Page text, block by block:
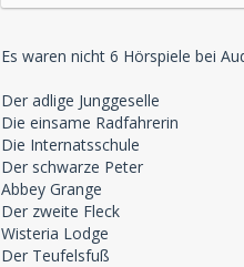
Es waren nicht 6 Hörspiele bei
Der adlige Junggeselle
Die einsame Radfahrerin
Die Internatsschule
Der schwarze Peter
Abbey Grange
Der zweite Fleck
Wisteria Lodge
Der Teufelsfuß